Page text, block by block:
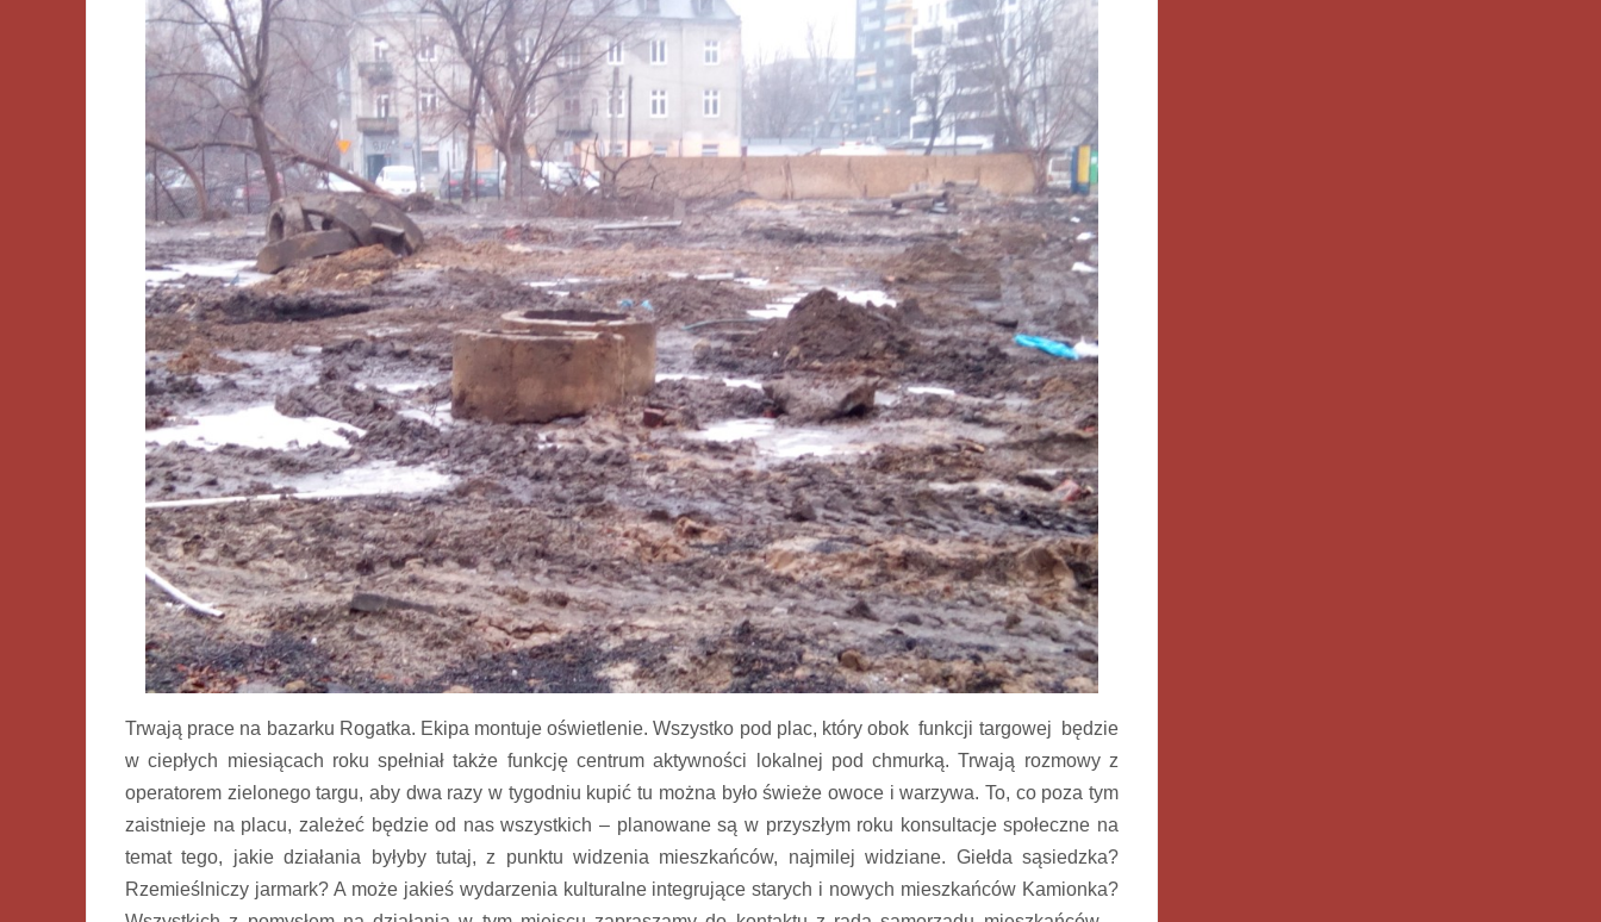
Trwają prace na bazarku Rogatka. Ekipa montuje oświetlenie. Wszystko pod plac, który obok funkcji targowej będzie
w ciepłych miesiącach roku spełniał także funkcję centrum aktywności lokalnej pod chmurką. Trwają rozmowy z
operatorem zielonego targu, aby dwa razy w tygodniu kupić tu można było świeże owoce i warzywa. To, co poza tym
zaistnieje na placu, zależeć będzie od nas wszystkich – planowane są w przyszłym roku konsultacje społeczne na
temat tego, jakie działania byłyby tutaj, z punktu widzenia mieszkańców, najmilej widziane. Giełda sąsiedzka?
Rzemieślniczy jarmark? A może jakieś wydarzenia kulturalne integrujące starych i nowych mieszkańców Kamionka?